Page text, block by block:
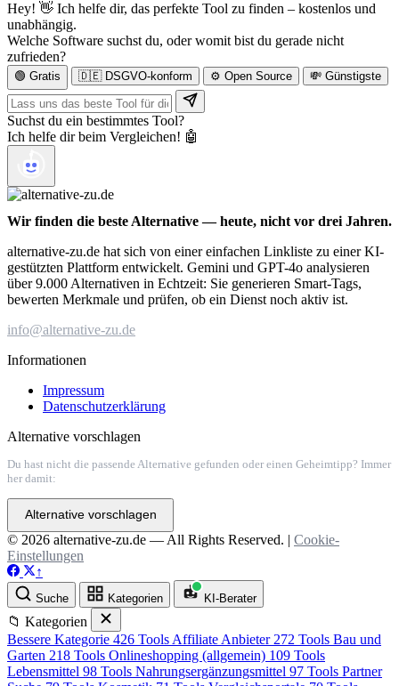
Hey! 👋 Ich helfe dir, das perfekte Tool zu finden – kostenlos und
unabhängig.
Welche Software suchst du, oder womit bist du gerade nicht
zufrieden?
🟢 Gratis 🇩🇪 DSGVO-konform ⚙️ Open Source 💸 Günstigste
Suchst du ein bestimmtes Tool?
Ich helfe dir beim Vergleichen! 🤖
Wir finden die beste Alternative — heute, nicht vor drei Jahren.
alternative-zu.de hat sich von einer einfachen Linkliste zu einer KI-
gestützten Plattform entwickelt. Gemini und GPT-4o analysieren
über 9.000 Alternativen in Echtzeit: Sie generieren Smart-Tags,
bewerten Merkmale und prüfen, ob ein Dienst noch aktiv ist.
info@alternative-zu.de
Informationen
Impressum
Datenschutzerklärung
Alternative vorschlagen
Du hast nicht die passende Alternative gefunden oder einen Geheimtipp? Immer
her damit:
Alternative vorschlagen
© 2026 alternative-zu.de — All Rights Reserved. | Cookie-
Einstellungen
↑
Suche Kategorien KI-Berater
📁 Kategorien
Bessere Kategorie 426 Tools Affiliate Anbieter 272 Tools Bau und
Garten 218 Tools Onlineshopping (allgemein) 109 Tools
Lebensmittel 98 Tools Nahrungsergänzungsmittel 97 Tools Partner